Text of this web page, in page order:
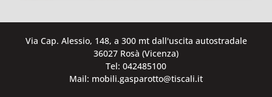
Via Cap. Alessio, 148, a 300 mt dall'uscita autostradale
36027 Rosà (Vicenza)
Tel: 042485100
Mail: mobili.gasparotto@tiscali.it